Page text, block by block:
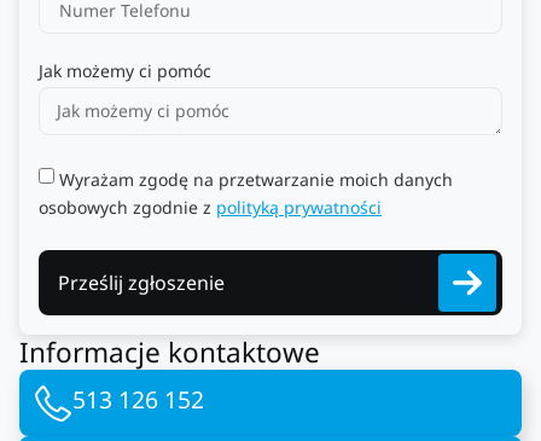
Jak możemy ci pomóc
Wyrażam zgodę na przetwarzanie moich danych
osobowych zgodnie z polityką prywatności
Prześlij zgłoszenie
Informacje kontaktowe
513 126 152